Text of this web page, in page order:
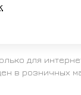
для
в розничных